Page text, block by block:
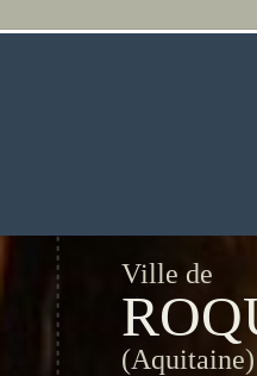
Ville de
(Aquitaine)